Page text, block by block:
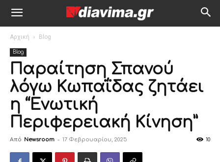
Αρχική Blog
Blog
Παραίτηση Σπανού
λόγω Κωπαΐδας ζητάει
η “Ενωτική
Περιφερειακή Κίνηση”
Από Newsroom - 17 Φεβρουαρίου, 2025 10